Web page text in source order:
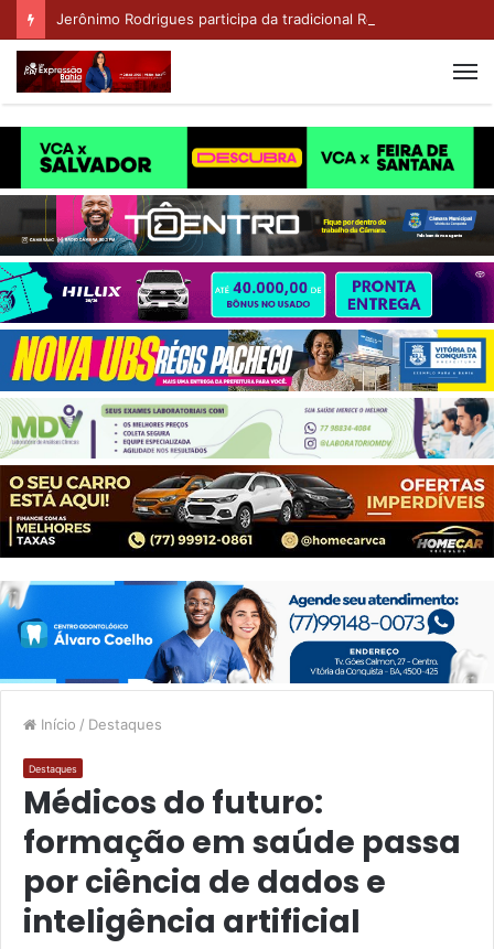
Início / Destaques
Destaques
Médicos do futuro:
formação em saúde passa
por ciência de dados e
inteligência artificial